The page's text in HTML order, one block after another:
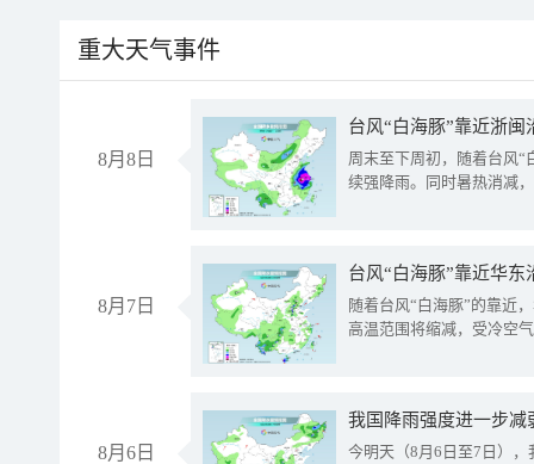
重大天气事件
8月8日
台风“白海豚”靠近浙
周末至下周初，随着台风“
续强降雨。同时暑热消减
8月7日
台风“白海豚”靠近华
随着台风“白海豚”的靠近
高温范围将缩减，受冷空
8月6日
今明天（8月6日至7日）